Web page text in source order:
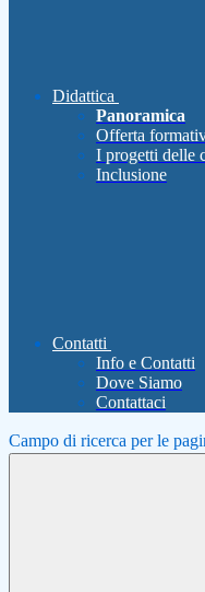
Didattica
Panoramica
Offerta
I progetti delle
Inclusione
Contatti
Info e Contatti
Dove Siamo
Contattaci
Campo di ricerca per le